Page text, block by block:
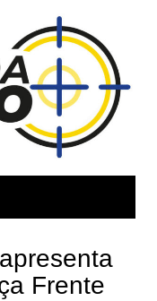
Frente